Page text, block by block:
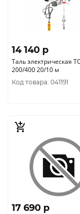
14 140 p
Таль электрическая
200/400 20/10 м
Код товара: 041191
17 690 p